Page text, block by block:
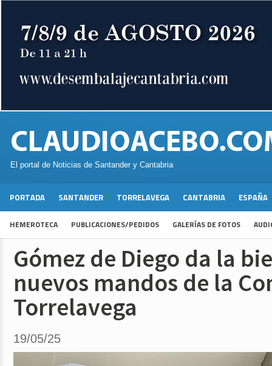
El portal de Noticias de Santander y Cantabria
PORTADA SANTANDER TORRELAVEGA CANTABRIA ESPAÑA
HEMEROTECA PUBLICACIONES/PEDIDOS GALERÍAS DE FOTOS
Gómez de Diego da la
nuevos mandos de la
Torrelavega
19/05/25